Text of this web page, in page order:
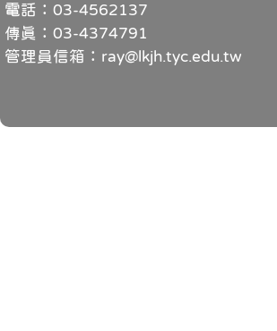
電話：03-4562137
傳真：03-4374791
管理員信箱：ray@lkjh.tyc.edu.tw